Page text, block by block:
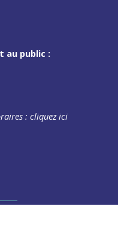
au public :
:cliquez ici